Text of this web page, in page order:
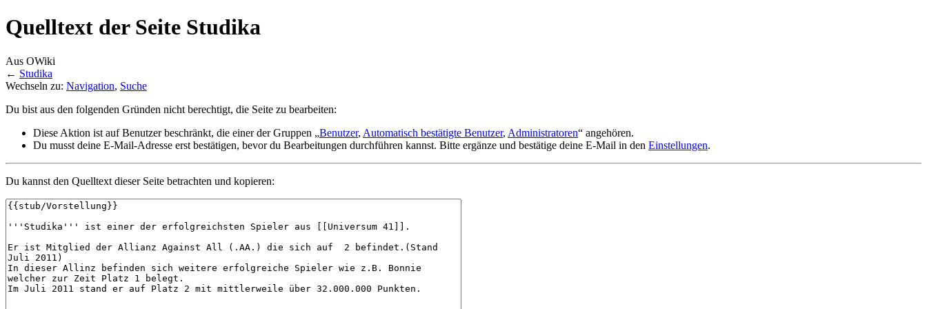
Quelltext der Seite Studika
Aus OWiki
← Studika
Wechseln zu: Navigation, Suche
Du bist aus den folgenden Gründen nicht berechtigt, die Seite zu bearbeiten:
Diese Aktion ist auf Benutzer beschränkt, die einer der Gruppen „Benutzer, Automatisch bestätigte Benutzer, Administratoren“ angehören.
Du musst deine E-Mail-Adresse erst bestätigen, bevor du Bearbeitungen durchführen kannst. Bitte ergänze und bestätige deine E-Mail in den Einstellungen.
Du kannst den Quelltext dieser Seite betrachten und kopieren: